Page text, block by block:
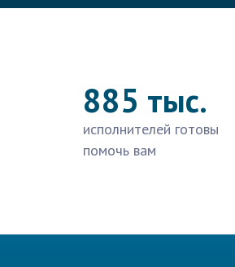
885 тыс.
исполнителей готовы
помочь вам